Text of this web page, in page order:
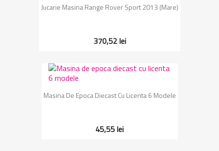
Jucarie Masina Range Rover Sport 2013 (mare)
370,52 lei
Masina De Epoca Diecast Cu Licenta 6 Modele
45,55 lei